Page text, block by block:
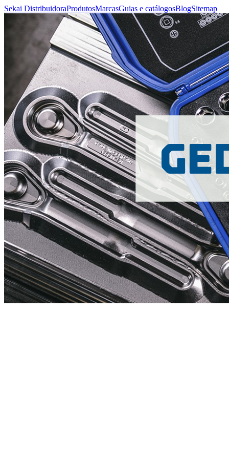
Sekai DistribuidoraProdutosMarcasGuias e catálogosBlogSitemap